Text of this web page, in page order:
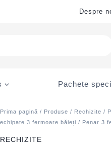
Despre
Pachete
Prima pagină / Produse / Rechizite /
echipate 3 fermoare băieți / Penar 3
RECHIZITE